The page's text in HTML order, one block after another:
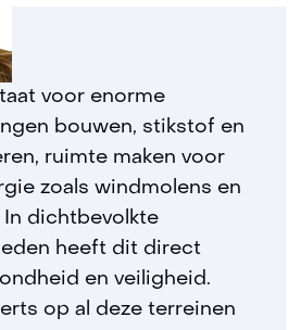
voor enorme
bouwen, stikstof en
ruimte maken voor
zoals windmolens en
In dichtbevolkte
heeft dit direct
en veiligheid.
op al deze terreinen